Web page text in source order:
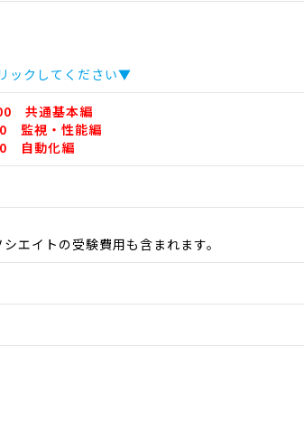
ックしてください▼
共通基本編
監視・性能編
自動化編
イトの受験費用も含まれます。